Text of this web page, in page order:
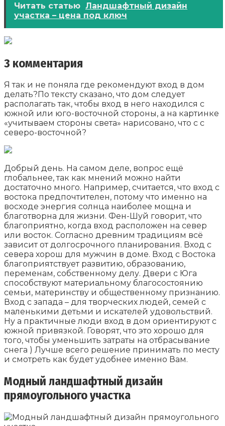
Читать статью Ландшафтный дизайн
участка – цена под ключ
3 комментария
Я так и не поняла где рекомендуют вход в дом
делать?По тексту сказано, что дом следует
располагать так, чтобы вход в него находился с
южной или юго-восточной стороны, а на картинке
«учитываем стороны света» нарисовано, что с с
северо-восточной?
Добрый день. На самом деле, вопрос ещё
глобальнее, так как мнений можно найти
достаточно много. Например, считается, что вход с
востока предпочтителен, потому что именно на
восходе энергия солнца наиболее мощна и
благотворна для жизни. Фен-Шуй говорит, что
благоприятно, когда вход расположен на север
или восток. Согласно древним традициям всё
зависит от долгосрочного планирования. Вход с
севера хорош для мужчин в доме. Вход с Востока
благоприятствует развитию, образованию,
переменам, собственному делу. Двери с Юга
способствуют материальному благосостоянию
семьи, материнству и общественному признанию.
Вход с запада – для творческих людей, семей с
маленькими детьми и искателей удовольствий.
Ну а практичные люди вход в дом ориентируют с
южной привязкой. Говорят, что это хорошо для
того, чтобы уменьшить затраты на отбрасывание
снега ) Лучше всего решение принимать по месту
и смотреть как будет удобнее именно Вам.
Модный ландшафтный дизайн
прямоугольного участка